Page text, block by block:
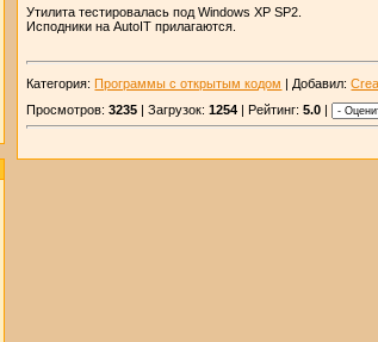
Утилита тестировалась под Windows XP SP2.
Исподники на AutoIT прилагаются.
Категория:Программы с открытым кодом | Добавил:
Просмотров:3235 | Загрузок:1254 | Рейтинг:5.0 |